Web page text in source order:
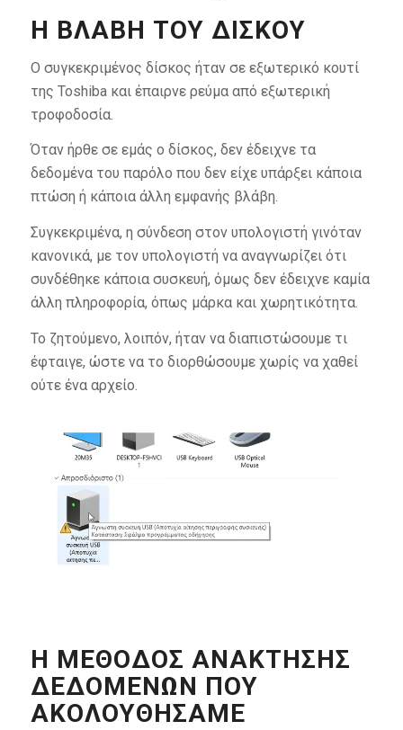
Η ΒΛΆΒΗ ΤΟΥ ΔΊΣΚΟΥ
Ο συγκεκριμένος δίσκος ήταν σε εξωτερικό κουτί
της Toshiba και έπαιρνε ρεύμα από εξωτερική
τροφοδοσία.
Όταν ήρθε σε εμάς ο δίσκος, δεν έδειχνε τα
δεδομένα του παρόλο που δεν είχε υπάρξει κάποια
πτώση ή κάποια άλλη εμφανής βλάβη.
Συγκεκριμένα, η σύνδεση στον υπολογιστή γινόταν
κανονικά, με τον υπολογιστή να αναγνωρίζει ότι
συνδέθηκε κάποια συσκευή, όμως δεν έδειχνε καμία
άλλη πληροφορία, όπως μάρκα και χωρητικότητα.
Το ζητούμενο, λοιπόν, ήταν να διαπιστώσουμε τι
έφταιγε, ώστε να το διορθώσουμε χωρίς να χαθεί
ούτε ένα αρχείο.
Η ΜΈΘΟΔΟΣ ΑΝΆΚΤΗΣΗΣ
ΔΕΔΟΜΈΝΩΝ ΠΟΥ
ΑΚΟΛΟΥΘΉΣΑΜΕ